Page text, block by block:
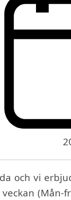
och vi
(Mån-